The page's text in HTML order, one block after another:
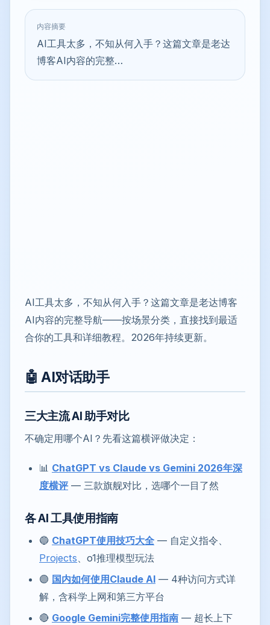
内容摘要
AI工具太多，不知从何入手？这篇文章是老达
博客AI内容的完整…
AI工具太多，不知从何入手？这篇文章是老达博客
AI内容的完整导航——按场景分类，直接找到最适
合你的工具和详细教程。2026年持续更新。
🤖 AI对话助手
三大主流 AI 助手对比
不确定用哪个AI？先看这篇横评做决定：
📊 ChatGPT vs Claude vs Gemini 2026年深
度横评— 三款旗舰对比，选哪个一目了然
各 AI 工具使用指南
🔵 ChatGPT使用技巧大全 — 自定义指令、
Projects 、o1推理模型玩法
🟣 国内如何使用Claude AI — 4种访问方式详
解，含科学上网和第三方平台
🔴 Google Gemini完整使用指南 — 超长上下